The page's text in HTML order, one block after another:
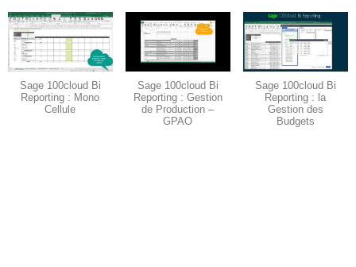
Sage 100cloud Bi
Reporting : Mono
Cellule
Sage 100cloud Bi
Reporting : Gestion
de Production –
GPAO
Sage 100cloud Bi
Reporting : la
Gestion des
Budgets